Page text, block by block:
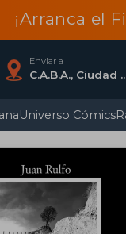
¡Arranca el
Enviar a
C.A.B.A., Ciudad
Universo Cómics